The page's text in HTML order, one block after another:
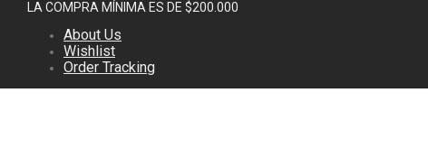
LA COMPRA MÍNIMA ES DE $200.000
About Us
Wishlist
Order Tracking